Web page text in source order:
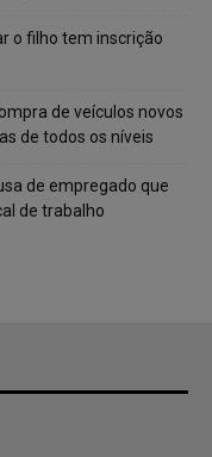
o filho tem inscrição
de veículos novos
de todos os níveis
de empregado que
de trabalho